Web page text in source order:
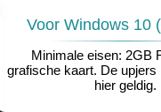
Voor Windows 10
Minimale eisen: 2GB
grafische kaart. De upjers
hier geldig.